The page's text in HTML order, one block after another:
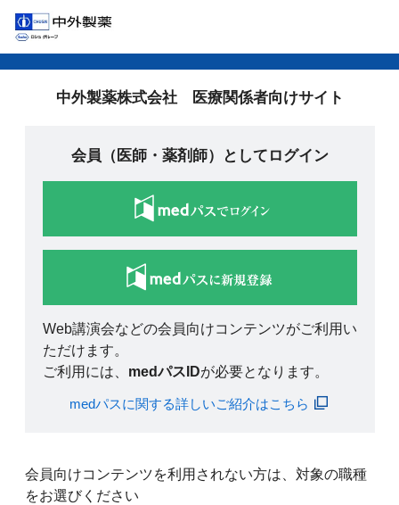
中外製薬株式会社 医療関係者向けサイト
会員（医師・薬剤師）としてログイン
Web講演会などの会員向けコンテンツがご利用い
ただけます。
ご利用には、 medパスIDが必要となります。
medパスに関する詳しいご紹介はこちら
会員向けコンテンツを利用されない方は、対象の職種
をお選びください